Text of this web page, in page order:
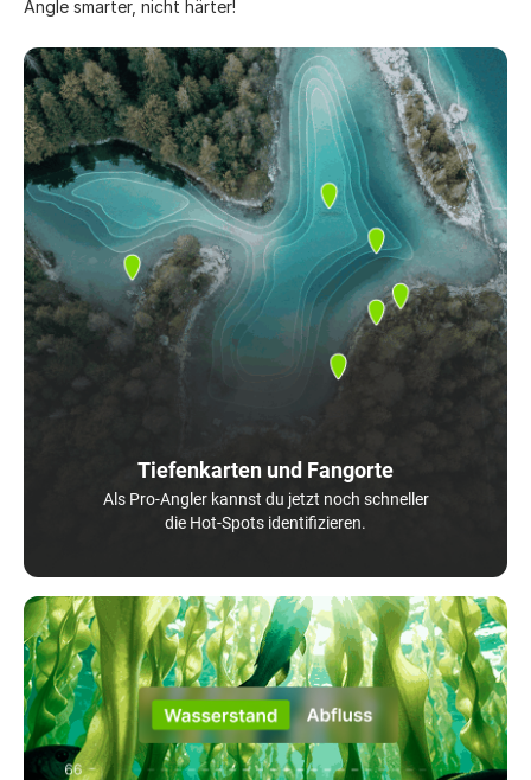
Angle smarter, nicht härter!
Tiefenkarten und Fangorte
Als Pro-Angler kannst du jetzt noch schneller
die Hot-Spots identifizieren.